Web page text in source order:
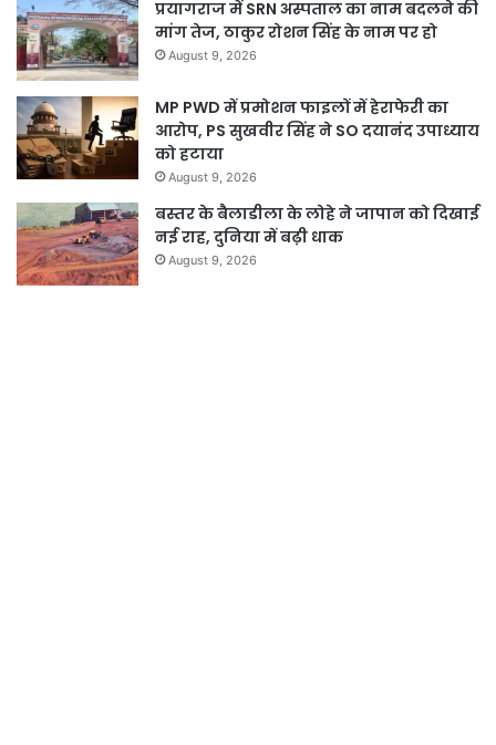
प्रयागराज में SRN अस्पताल का नाम बदलने की
मांग तेज, ठाकुर रोशन सिंह के नाम पर हो
August 9, 2026
MP PWD में प्रमोशन फाइलों में हेराफेरी का
आरोप, PS सुखवीर सिंह ने SO दयानंद उपाध्याय
को हटाया
August 9, 2026
बस्तर के बैलाडीला के लोहे ने जापान को दिखाई
नई राह, दुनिया में बढ़ी धाक
August 9, 2026